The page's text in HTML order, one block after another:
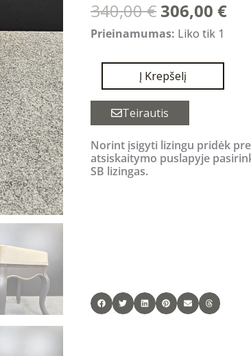
340,00€ Original
price
340,00 €.
306,00 €
Prieinamumas: Liko tik 1
produkto
PALERMO
pufas
rudas
Į Krepšelį
Teirautis
Norint įsigyti lizingu pridėk
atsiskaitymo puslapyje
SB lizingas.